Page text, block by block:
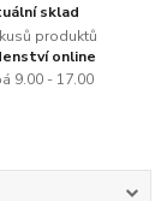
sklad
produktů
online
9.00 - 17.00